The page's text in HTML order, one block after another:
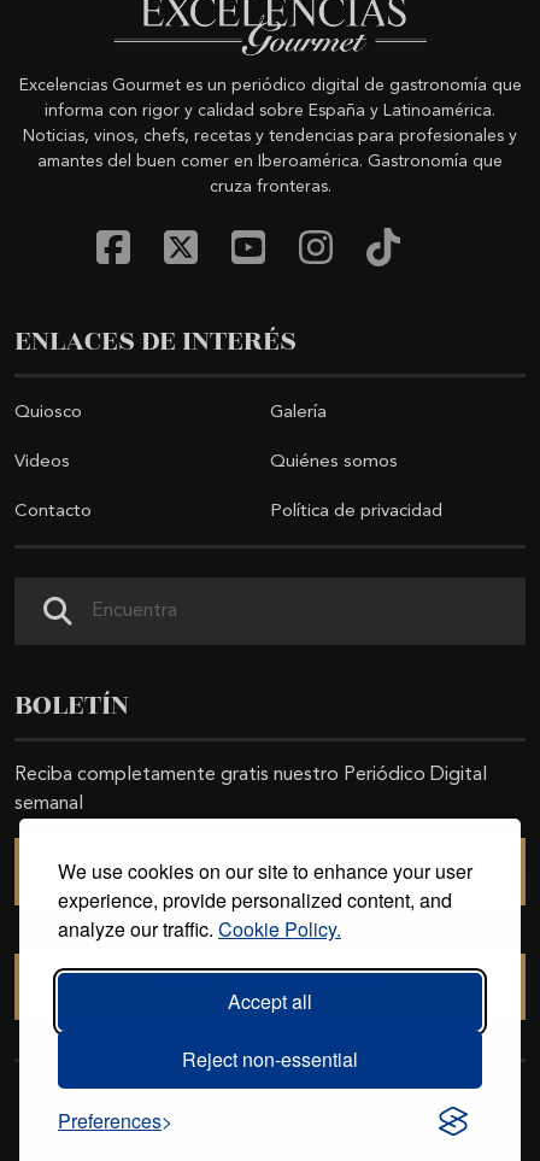
We use cookies on our site to enhance your user
experience, provide personalized content, and
analyze our traffic. Cookie Policy.
Accept all
Reject non-essential
Preferences
Excelencias Gourmet es un periódico digital de gastronomía que
informa con rigor y calidad sobre España y Latinoamérica.
Noticias, vinos, chefs, recetas y tendencias para profesionales y
amantes del buen comer en Iberoamérica. Gastronomía que
cruza fronteras.
ENLACES DE INTERÉS
Quiosco Galería
Videos Quiénes somos
Contacto Política de privacidad
BOLETÍN
Reciba completamente gratis nuestro Periódico Digital
semanal
SUSCRIBIRSE
reservados. Desarrollado por
.